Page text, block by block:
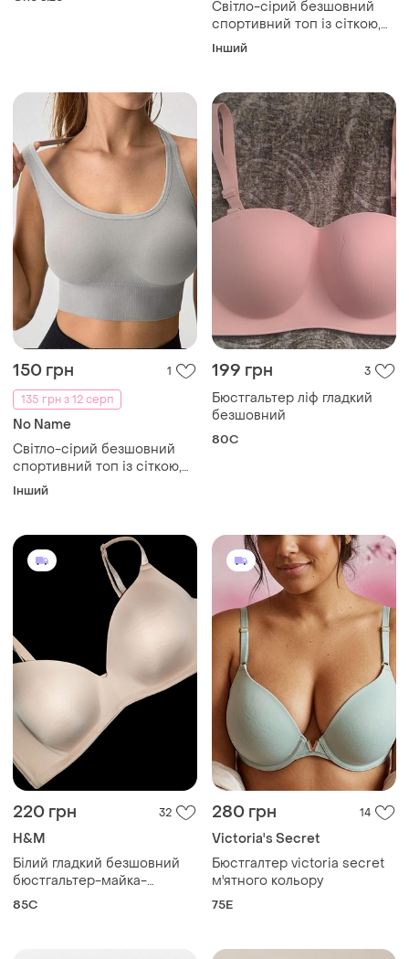
Світло-сірий безшовний
спортивний топ із сіткою,
розмір s-m
Інший
150 грн
1
135 грн з 12 серп
No Name
Світло-сірий безшовний
спортивний топ із сіткою,
розмір m/l
Інший
199 грн 3
Бюстгальтер ліф гладкий
безшовний
80C
220 грн 32
H&M
Білий гладкий безшовний
бюстгальтер-майка-
комбінація tchibo 85b
85C
280 грн 14
Victoria's Secret
Бюстгалтер victoria secret
м'ятного кольору
75E